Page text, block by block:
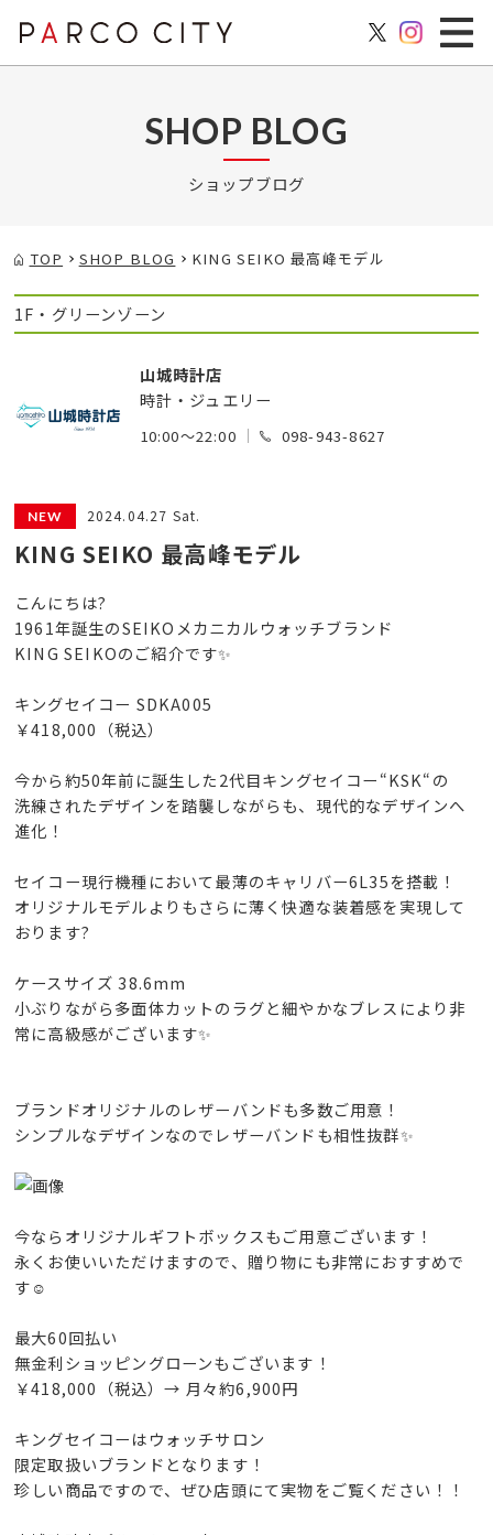
SHOP BLOG
ショップブログ
TOP SHOP BLOG KING SEIKO 最高峰モデル
1F・グリーンゾーン
山城時計店
時計・ジュエリー
10:00～22:00 098-943-8627
2024.04.27 Sat.
KING SEIKO 最高峰モデル
こんにちは?
1961年誕生のSEIKOメカニカルウォッチブランド
KING SEIKOのご紹介です✨
キングセイコー SDKA005
￥418,000（税込）
今から約50年前に誕生した2代目キングセイコー“KSK“の
洗練されたデザインを踏襲しながらも、現代的なデザインへ
進化！
セイコー現行機種において最薄のキャリバー6L35を搭載！
オリジナルモデルよりもさらに薄く快適な装着感を実現して
おります?
ケースサイズ 38.6mm
小ぶりながら多面体カットのラグと細やかなブレスにより非
常に高級感がございます✨
ブランドオリジナルのレザーバンドも多数ご用意！
シンプルなデザインなのでレザーバンドも相性抜群✨
今ならオリジナルギフトボックスもご用意ございます！
永くお使いいただけますので、贈り物にも非常におすすめで
す☺️
最大60回払い
無金利ショッピングローンもございます！
￥418,000（税込）→ 月々約6,900円
キングセイコーはウォッチサロン
限定取扱いブランドとなります！
珍しい商品ですので、ぜひ店頭にて実物をご覧ください！！